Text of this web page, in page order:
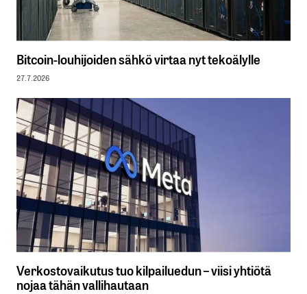
Bitcoin-louhijoiden sähkö virtaa nyt tekoälylle
27.7.2026
Verkostovaikutus tuo kilpailuedun – viisi yhtiötä
nojaa tähän vallihautaan